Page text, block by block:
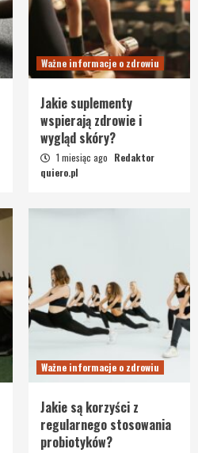
Ważne informacje o zdrowiu
Jakie suplementy
wspierają zdrowie i
wygląd skóry?
1 miesiąc ago Redaktor
quiero.pl
Ważne informacje o zdrowiu
Jakie są korzyści z
regularnego stosowania
probiotyków?